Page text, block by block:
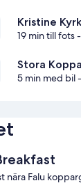
Kristine
19 min till fots-
Stora
5 min med bil-
nära Falu